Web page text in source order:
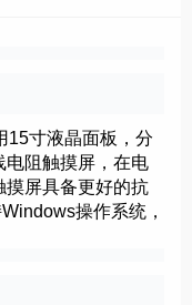
15寸液晶面板，分
电阻触摸屏，在电
摸屏具备更好的抗
操作系统，